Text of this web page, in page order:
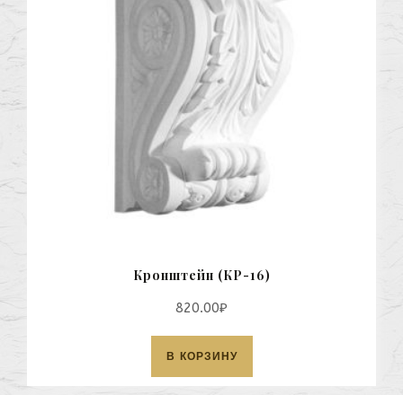
Кронштейн (КР-16)
820.00₽
В КОРЗИНУ